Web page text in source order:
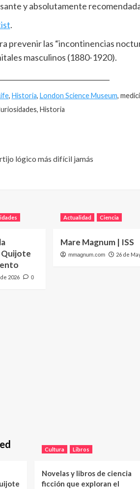
y absolutamente
.
prevenir las “incontinencias
masculinos (1880-1920).
, Historia, London Science Museum,
Historia
lógico más difícil jamás
Quijote
2026 0
Actualidad Ciencia
Mare Magnum | ISS
mmagnum.com 26 de
Cultura Libros
Novelas y libros de ciencia
ficción que exploran el